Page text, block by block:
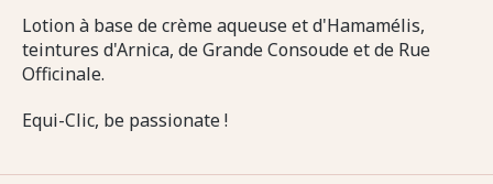
Lotion à base de crème aqueuse et d'Hamamélis,
teintures d'Arnica, de Grande Consoude et de Rue
Officinale.
Equi-Clic, be passionate !